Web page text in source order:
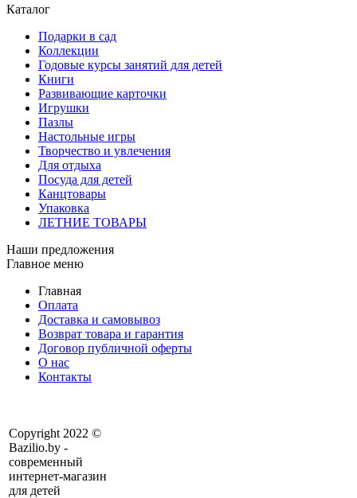
Каталог
Подарки в сад
Коллекции
Годовые курсы занятий для детей
Книги
Развивающие карточки
Игрушки
Пазлы
Настольные игры
Творчество и увлечения
Для отдыха
Посуда для детей
Канцтовары
Упаковка
ЛЕТНИЕ ТОВАРЫ
Наши предложения
Главное меню
Главная
Оплата
Доставка и самовывоз
Возврат товара и гарантия
Договор публичной оферты
О нас
Контакты
Copyright 2022 ©
Bazilio.by -
современный
интернет-магазин
для детей